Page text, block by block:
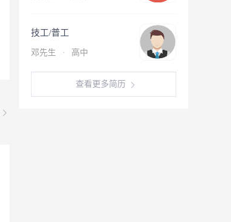
技工/普工
邓先生 · 高中
查看更多简历